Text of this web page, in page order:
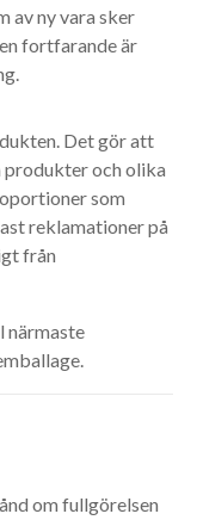
av ny vara sker
fortfarande är
Det gör att
och olika
som
reklamationer på
från
närmaste
om fullgörelsen